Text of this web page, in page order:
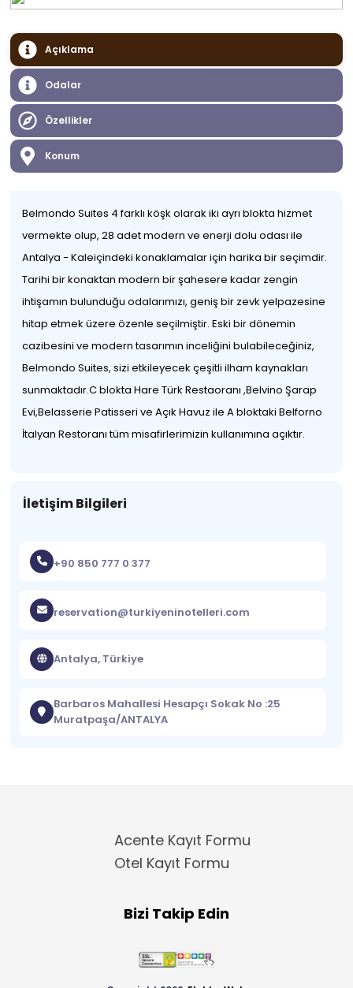
Açıklama
Odalar
Özellikler
Konum
Belmondo Suites 4 farklı köşk olarak iki ayrı blokta hizmet
vermekte olup, 28 adet modern ve enerji dolu odası ile
Antalya - Kaleiçindeki konaklamalar için harika bir seçimdir.
Tarihi bir konaktan modern bir şahesere kadar zengin
ihtişamın bulunduğu odalarımızı, geniş bir zevk yelpazesine
hitap etmek üzere özenle seçilmiştir. Eski bir dönemin
cazibesini ve modern tasarımın inceliğini bulabileceğiniz,
Belmondo Suites, sizi etkileyecek çeşitli ilham kaynakları
sunmaktadır.C blokta Hare Türk Restaoranı ,Belvino Şarap
Evi,Belasserie Patisseri ve Açık Havuz ile A bloktaki Belforno
İtalyan Restoranı tüm misafirlerimizin kullanımına açıktır.
İletişim Bilgileri
+90 850 777 0 377
reservation@turkiyeninotelleri.com
Antalya, Türkiye
Barbaros Mahallesi Hesapçı Sokak No :25
Muratpaşa/ANTALYA
Acente Kayıt Formu
Otel Kayıt Formu
Bizi Takip Edin